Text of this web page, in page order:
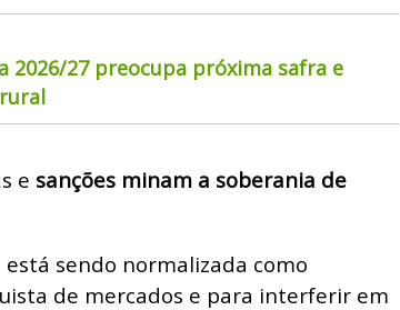
2026/27 preocupa próxima safra e
e sanções minam a soberania de
sendo normalizada como
de mercados e para interferir em